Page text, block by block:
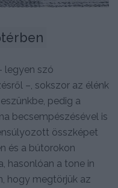
legyen szó
–, sokszor az élénk
pedig a
becsempészésével is
összképet
és a bútorokon
hasonlóan a tone in
hogy megtörjük az